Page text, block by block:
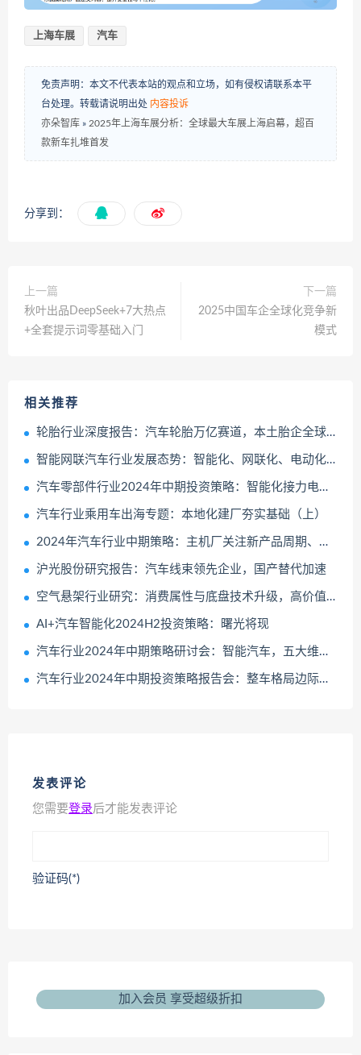
上海车展 汽车
免责声明：本文不代表本站的观点和立场，如有侵权请联系本平
台处理。转载请说明出处 内容投诉
亦朵智库 » 2025年上海车展分析：全球最大车展上海启幕，超百
款新车扎堆首发
分享到：
上一篇
秋叶出品DeepSeek+7大热点
+全套提示词零基础入门
下一篇
2025中国车企全球化竞争新
模式
相关推荐
轮胎行业深度报告：汽车轮胎万亿赛道，本土胎企全球替代加速成长
智能网联汽车行业发展态势：智能化、网联化、电动化推动车联网智能终端的升级迭代
汽车零部件行业2024年中期投资策略：智能化接力电动化全球化从1到100
汽车行业乘用车出海专题：本地化建厂夯实基础（上）
2024年汽车行业中期策略：主机厂关注新产品周期、汽零关注盈利改善公司
沪光股份研究报告：汽车线束领先企业，国产替代加速
空气悬架行业研究：消费属性与底盘技术升级，高价值量与低渗透率的优质赛道
AI+汽车智能化2024H2投资策略：曙光将现
汽车行业2024年中期策略研讨会：智能汽车，五大维度打造日益坚固的生态护城河
汽车行业2024年中期投资策略报告会：整车格局边际改善、重卡景气持续修复
发表评论
您需要登录后才能发表评论
验证码(*)
加入会员 享受超级折扣